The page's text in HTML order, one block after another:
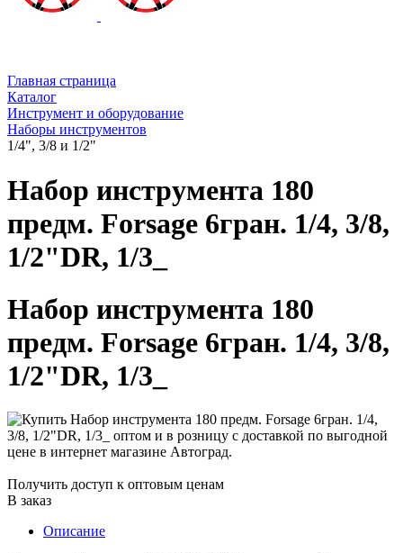
Главная страница
Каталог
Инструмент и оборудование
Наборы инструментов
1/4", 3/8 и 1/2"
Набор инструмента 180
предм. Forsage 6гран. 1/4, 3/8,
1/2"DR, 1/3_
Набор инструмента 180
предм. Forsage 6гран. 1/4, 3/8,
1/2"DR, 1/3_
Получить доступ к оптовым ценам
В заказ
Описание